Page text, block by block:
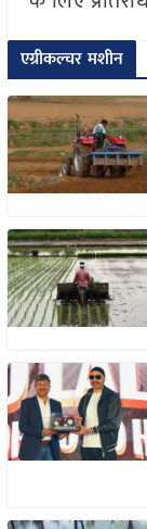
एग्रीकल्चर मशीन